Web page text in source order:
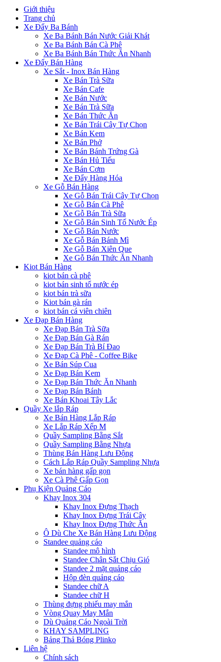
Giới thiệu
Trang chủ
Xe Đẩy Ba Bánh
Xe Ba Bánh Bán Nước Giải Khát
Xe Ba Bánh Bán Cà Phê
Xe Ba Bánh Bán Thức Ăn Nhanh
Xe Đẩy Bán Hàng
Xe Sắt - Inox Bán Hàng
Xe Bán Trà Sữa
Xe Bán Cafe
Xe Bán Nước
Xe Bán Trà Sữa
Xe Bán Thức Ăn
Xe Bán Trái Cây Tự Chọn
Xe Bán Kem
Xe Bán Phở
Xe Bán Bánh Trứng Gà
Xe Bán Hủ Tiếu
Xe Bán Cơm
Xe Đẩy Hàng Hóa
Xe Gỗ Bán Hàng
Xe Gỗ Bán Trái Cây Tự Chọn
Xe Gỗ Bán Cà Phê
Xe Gỗ Bán Trà Sữa
Xe Gỗ Bán Sinh Tố Nước Ép
Xe Gỗ Bán Nước
Xe Gỗ Bán Bánh Mì
Xe Gỗ Bán Xiên Que
Xe Gỗ Bán Thức Ăn Nhanh
Kiot Bán Hàng
kiot bán cà phê
kiot bán sinh tố nước ép
kiot bán trà sữa
Kiot bán gà rán
kiot bán cá viên chiên
Xe Đạp Bán Hàng
Xe Đạp Bán Trà Sữa
Xe Đạp Bán Gà Rán
Xe Đạp Bán Trà Bí Đao
Xe Đạp Cà Phê - Coffee Bike
Xe Bán Súp Cua
Xe Đạp Bán Kem
Xe Đạp Bán Thức Ăn Nhanh
Xe Đạp Bán Bánh
Xe Bán Khoai Tây Lắc
Quầy Xe lắp Ráp
Xe Bán Hàng Lắp Ráp
Xe Lắp Ráp Xếp M
Quầy Sampling Bằng Sắt
Quầy Sampling Bằng Nhựa
Thùng Bán Hàng Lưu Động
Cách Lắp Ráp Quầy Sampling Nhựa
Xe bán hàng gấp gọn
Xe Cà Phê Gấp Gọn
Phụ Kiện Quảng Cáo
Khay Inox 304
Khay Inox Đựng Thạch
Khay Inox Đựng Trái Cây
Khay Inox Đựng Thức Ăn
Ô Dù Che Xe Bán Hàng Lưu Động
Standee quảng cáo
Standee mô hình
Standee Chân Sắt Chịu Gió
Standee 2 mặt quảng cáo
Hộp đèn quảng cáo
Standee chữ A
Standee chữ H
Thùng đựng phiếu may mắn
Vòng Quay May Mắn
Dù Quảng Cáo Ngoài Trời
KHAY SAMPLING
Bảng Thả Bóng Plinko
Liên hệ
Chính sách